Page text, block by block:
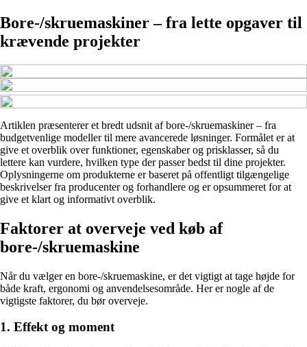
Bore-/skruemaskiner – fra lette opgaver til
krævende projekter
Artiklen præsenterer et bredt udsnit af bore-/skruemaskiner – fra
budgetvenlige modeller til mere avancerede løsninger. Formålet er at
give et overblik over funktioner, egenskaber og prisklasser, så du
lettere kan vurdere, hvilken type der passer bedst til dine projekter.
Oplysningerne om produkterne er baseret på offentligt tilgængelige
beskrivelser fra producenter og forhandlere og er opsummeret for at
give et klart og informativt overblik.
Faktorer at overveje ved køb af
bore-/skruemaskine
Når du vælger en bore-/skruemaskine, er det vigtigt at tage højde for
både kraft, ergonomi og anvendelsesområde. Her er nogle af de
vigtigste faktorer, du bør overveje.
1. Effekt og moment